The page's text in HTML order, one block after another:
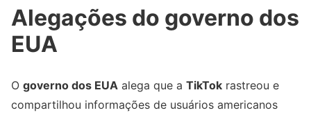
Alegações do governo dos
EUA
O governo dos EUA alega que a TikTok rastreou e
compartilhou informações de usuários americanos